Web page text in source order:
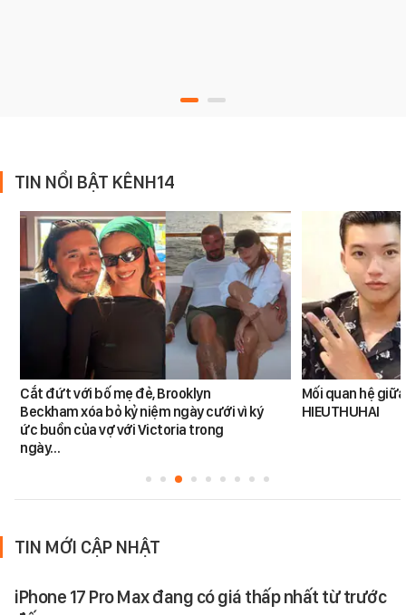
TIN NỔI BẬT KÊNH14
Cắt đứt với bố mẹ đẻ, Brooklyn
Beckham xóa bỏ kỷ niệm ngày cưới vì ký
ức buồn của vợ với Victoria trong
ngày…
Mối quan hệ giữa
HIEUTHUHAI
TIN MỚI CẬP NHẬT
iPhone 17 Pro Max đang có giá thấp nhất từ trước